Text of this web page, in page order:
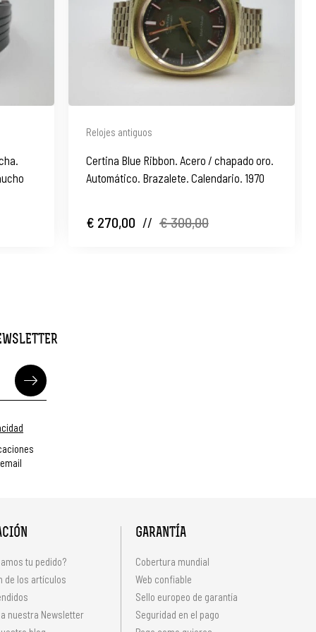
Relojes antiguos
Certina Blue Ribbon. Acero / chapado oro.
Automático. Brazalete. Calendario. 1970
€ 270,00 // € 300,00
tu pedido?
de los artículos
nuestra Newsletter
GARANTÍA
Cobertura mundial
Web confiable
Sello europeo de garantía
Seguridad en el pago